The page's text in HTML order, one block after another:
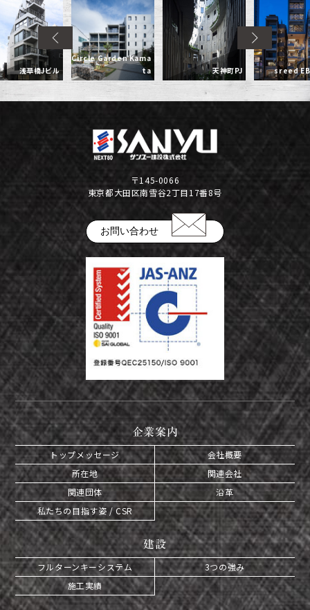
浅草橋Jビル
Circle Garden Kama
ta
天神町PJ sreed
〒145-0066
東京都大田区南雪谷2丁目17番8号
お問い合わせ
企業案内
トップメッセージ
会社概要
所在地
関連会社
関連団体
沿革
私たちの目指す姿 / CSR
建設
フルターンキーシステム
3つの強み
施工実績